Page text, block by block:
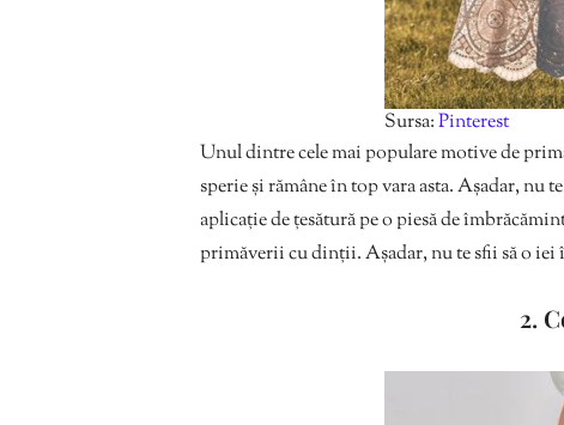
Sursa:Pinterest
Unul dintre cele mai populare motive de
sperie și rămâne în top vara asta. Așadar, nu
aplicație de țesătură pe o piesă de
primăverii cu dinții. Așadar, nu te sfii să o iei
2.